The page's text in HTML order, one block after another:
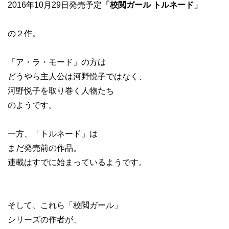
2016年10月29日発売予定 「校閲ガール トルネード」
の２作。
「ア・ラ・モード」の方は
どうやら主人公は河野悦子ではなく、
河野悦子を取り巻く人物たち
のようです。
一方、「トルネード」は
まだ発売前の作品。
連載はすでに始まっているようです。
そして、これら「校閲ガール」
シリーズの作者が、